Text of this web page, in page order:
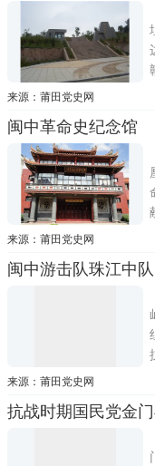
来源：莆田党史网
闽中革命史纪念馆
来源：莆田党史网
闽中游击队珠江中
来源：莆田党史网
抗战时期国民党金